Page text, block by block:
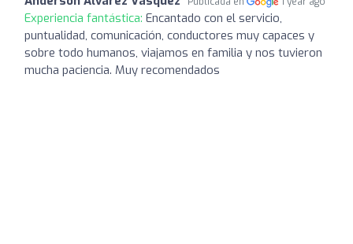
Experiencia fantástica: Encantado con el servicio,
puntualidad, comunicación, conductores muy capaces y
sobre todo humanos, viajamos en familia y nos tuvieron
mucha paciencia. Muy recomendados